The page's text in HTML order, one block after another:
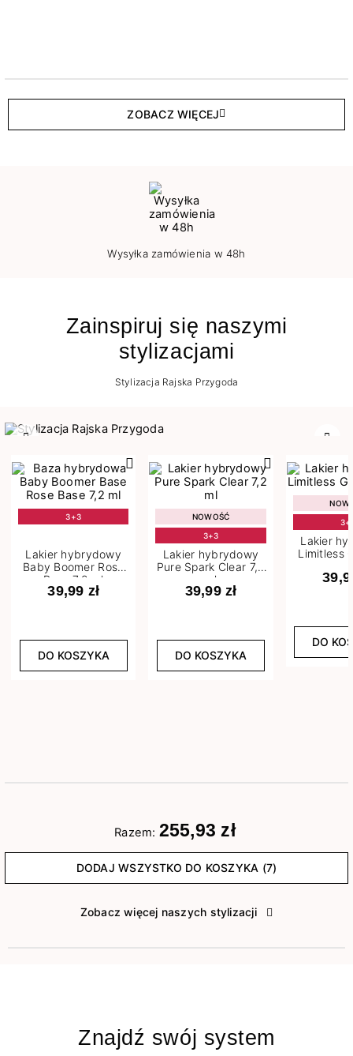
ZOBACZ WIĘCEJ
Wysyłka zamówienia w 48h
Zainspiruj się naszymi
stylizacjami
Stylizacja Rajska Przygoda
3+3
Lakier hybrydowy
Baby Boomer Rose
Base 7,2 ml
39,99 zł
DO KOSZYKA
NOWOŚĆ
3+3
Lakier hybrydowy
Pure Spark Clear 7,2
ml
39,99 zł
DO KOSZYKA
Lakier
Limitless
DO
Razem: 255,93 zł
DODAJ WSZYSTKO DO KOSZYKA (7)
Zobacz więcej naszych stylizacji
Znajdź swój system